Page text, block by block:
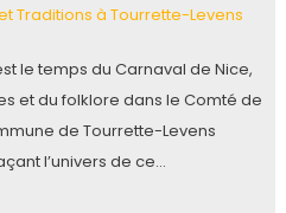
Traditions à Tourrette-Levens
le temps du Carnaval de Nice,
et du folklore dans le Comté de
de Tourrette-Levens
l’univers de ce…